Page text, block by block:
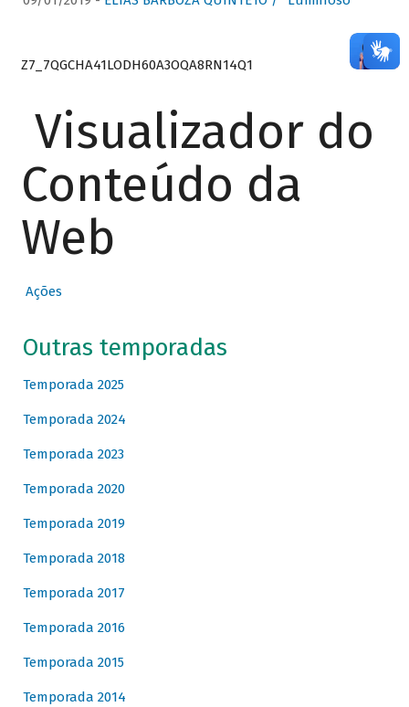
Z7_7QGCHA41LODH60A3OQA8RN14Q1
Visualizador do
Conteúdo da
Web
Ações
Outras temporadas
Temporada 2025
Temporada 2024
Temporada 2023
Temporada 2020
Temporada 2019
Temporada 2018
Temporada 2017
Temporada 2016
Temporada 2015
Temporada 2014